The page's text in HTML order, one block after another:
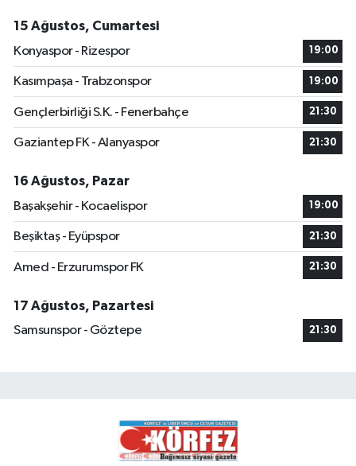
15 Ağustos, Cumartesi
Konyaspor - Rizespor
19:00
Kasımpaşa - Trabzonspor 19:00
Gençlerbirliği S.K. - Fenerbahçe 21:30
Gaziantep FK - Alanyaspor 21:30
16 Ağustos, Pazar
Başakşehir - Kocaelispor
19:00
Beşiktaş - Eyüpspor 21:30
Amed - Erzurumspor FK 21:30
17 Ağustos, Pazartesi
Samsunspor - Göztepe
21:30